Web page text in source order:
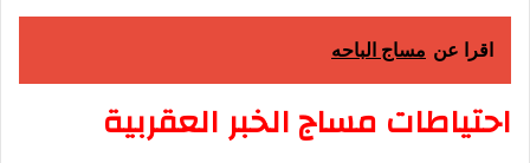
اقرا عن مساج الباحه
احتياطات مساج الخبر العقربية